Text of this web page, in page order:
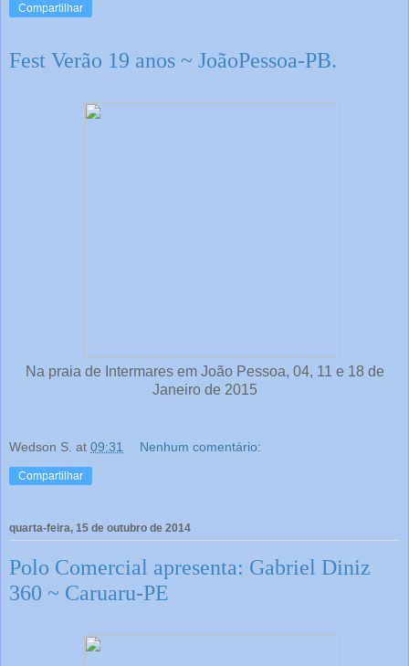
Compartilhar
Fest Verão 19 anos ~ JoãoPessoa-PB.
Na praia de Intermares em João Pessoa, 04, 11 e 18 de
Janeiro de 2015
Wedson S. at 09:31 Nenhum comentário:
Compartilhar
quarta-feira, 15 de outubro de 2014
Polo Comercial apresenta: Gabriel Diniz
360 ~ Caruaru-PE